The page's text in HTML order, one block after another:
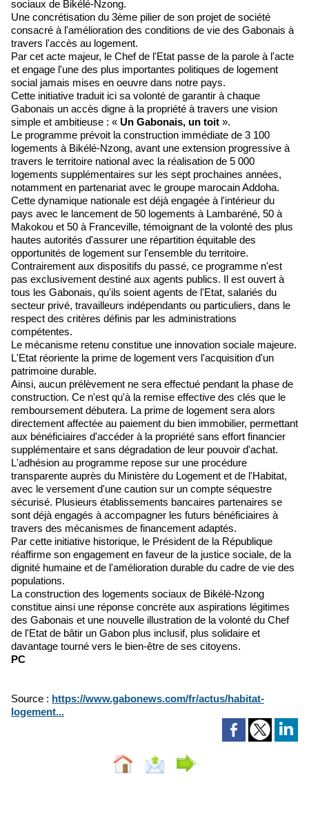
sociaux de Bikélé-Nzong.
Une concrétisation du 3ème pilier de son projet de société
consacré à l'amélioration des conditions de vie des Gabonais à
travers l'accès au logement.
Par cet acte majeur, le Chef de l'Etat passe de la parole à l'acte
et engage l'une des plus importantes politiques de logement
social jamais mises en oeuvre dans notre pays.
Cette initiative traduit ici sa volonté de garantir à chaque
Gabonais un accès digne à la propriété à travers une vision
simple et ambitieuse : « Un Gabonais, un toit ».
Le programme prévoit la construction immédiate de 3 100
logements à Bikélé-Nzong, avant une extension progressive à
travers le territoire national avec la réalisation de 5 000
logements supplémentaires sur les sept prochaines années,
notamment en partenariat avec le groupe marocain Addoha.
Cette dynamique nationale est déjà engagée à l'intérieur du
pays avec le lancement de 50 logements à Lambaréné, 50 à
Makokou et 50 à Franceville, témoignant de la volonté des plus
hautes autorités d'assurer une répartition équitable des
opportunités de logement sur l'ensemble du territoire.
Contrairement aux dispositifs du passé, ce programme n'est
pas exclusivement destiné aux agents publics. Il est ouvert à
tous les Gabonais, qu'ils soient agents de l'Etat, salariés du
secteur privé, travailleurs indépendants ou particuliers, dans le
respect des critères définis par les administrations
compétentes.
Le mécanisme retenu constitue une innovation sociale majeure.
L'Etat réoriente la prime de logement vers l'acquisition d'un
patrimoine durable.
Ainsi, aucun prélèvement ne sera effectué pendant la phase de
construction. Ce n'est qu'à la remise effective des clés que le
remboursement débutera. La prime de logement sera alors
directement affectée au paiement du bien immobilier, permettant
aux bénéficiaires d'accéder à la propriété sans effort financier
supplémentaire et sans dégradation de leur pouvoir d'achat.
L'adhésion au programme repose sur une procédure
transparente auprès du Ministère du Logement et de l'Habitat,
avec le versement d'une caution sur un compte séquestre
sécurisé. Plusieurs établissements bancaires partenaires se
sont déjà engagés à accompagner les futurs bénéficiaires à
travers des mécanismes de financement adaptés.
Par cette initiative historique, le Président de la République
réaffirme son engagement en faveur de la justice sociale, de la
dignité humaine et de l'amélioration durable du cadre de vie des
populations.
La construction des logements sociaux de Bikélé-Nzong
constitue ainsi une réponse concrète aux aspirations légitimes
des Gabonais et une nouvelle illustration de la volonté du Chef
de l'Etat de bâtir un Gabon plus inclusif, plus solidaire et
davantage tourné vers le bien-être de ses citoyens.
PC
Source : https://www.gabonews.com/fr/actus/habitat-
logement...